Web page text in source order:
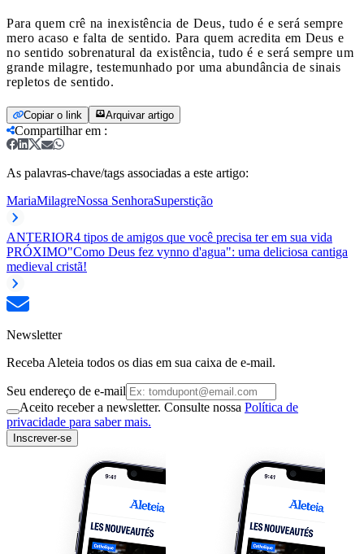
Para quem crê na inexistência de Deus, tudo é e será sempre
mero acaso e falta de sentido. Para quem acredita em Deus e
no sentido sobrenatural da existência, tudo é e será sempre um
grande milagre, testemunhado por uma abundância de sinais
repletos de sentido.
Copiar o link Arquivar artigo
Compartilhar em :
As palavras-chave/tags associadas a este artigo:
MariaMilagreNossa SenhoraSuperstição
ANTERIOR4 tipos de amigos que você precisa ter em sua vida
PRÓXIMO"Como Deus fez vynno d'agua": uma deliciosa cantiga
medieval cristã!
Newsletter
Receba Aleteia todos os dias em sua caixa de e-mail.
Seu endereço de e-mail
Aceito receber a newsletter. Consulte nossa Política de
privacidade para saber mais.
Inscrever-se